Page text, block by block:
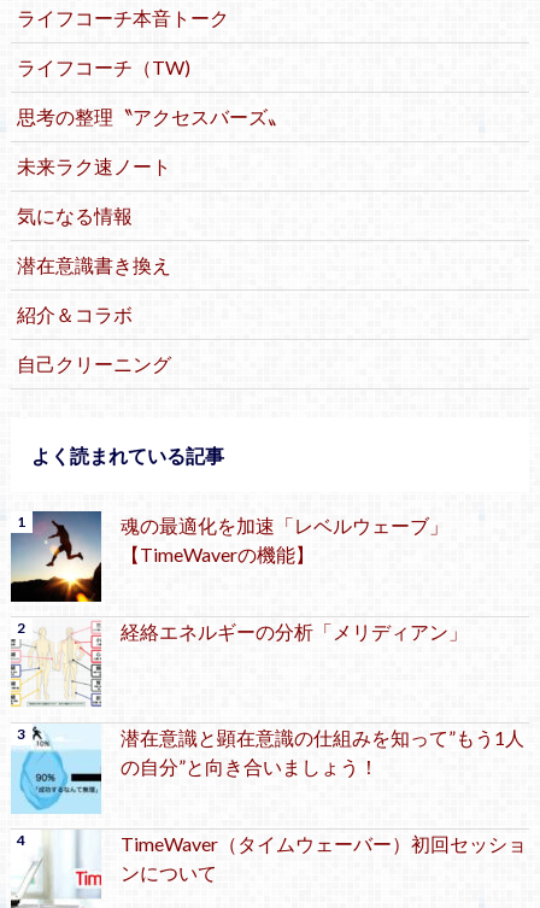
ライフコーチ本音トーク
ライフコーチ（TW)
思考の整理〝アクセスバーズ〟
未来ラク速ノート
気になる情報
潜在意識書き換え
紹介＆コラボ
自己クリーニング
よく読まれている記事
魂の最適化を加速「レベルウェーブ」
【TimeWaverの機能】
経絡エネルギーの分析「メリディアン」
潜在意識と顕在意識の仕組みを知って”もう1人
の自分”と向き合いましょう！
TimeWaver（タイムウェーバー）初回セッショ
ンについて